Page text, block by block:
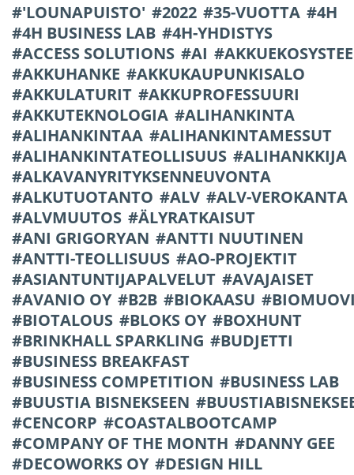
'LOUNAPUISTO' 2022 35-VUOTTA
4H
4H BUSINESS LAB
4H-YHDISTYS
ACCESS SOLUTIONS
AI
AKKUHANKE
AKKUKAUPUNKISALO
AKKULATURIT
AKKUPROFESSUURI
AKKUTEKNOLOGIA
ALIHANKINTA
ALIHANKINTAA
ALIHANKINTAMESSUT
ALIHANKINTATEOLLISUUS
ALIHANKKIJA
ALKAVANYRITYKSENNEUVONTA
ALKUTUOTANTO
ALV
ALV-VEROKANTA
ALVMUUTOS
ÄLYRATKAISUT
ANI GRIGORYAN
ANTTI NUUTINEN
ANTTI-TEOLLISUUS
AO-PROJEKTIT
ASIANTUNTIJAPALVELUT
AVAJAISET
AVANIO OY
B2B BIOKAASU
BIOTALOUS
BLOKS OY
BOXHUNT
BRINKHALL SPARKLING
BUDJETTI
BUSINESS BREAKFAST
BUSINESS COMPETITION
BUSINESS LAB
BUUSTIA BISNEKSEEN
CENCORP
COASTALBOOTCAMP
COMPANY OF THE MONTH
DANNY GEE
DECOWORKS OY
DESIGN HILL